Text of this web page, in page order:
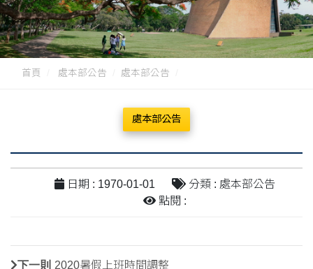
首頁 處本部公告 處本部公告
處本部公告
日期 : 1970-01-01
分類 : 處本部公告
點閱 :
下一則 2020暑假上班時間調整